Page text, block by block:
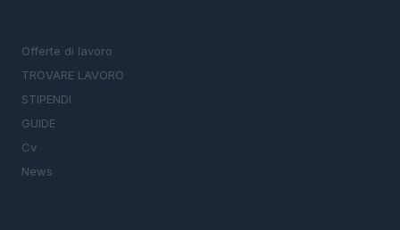
Offerte di lavoro
TROVARE LAVORO
STIPENDI
GUIDE
Cv
News